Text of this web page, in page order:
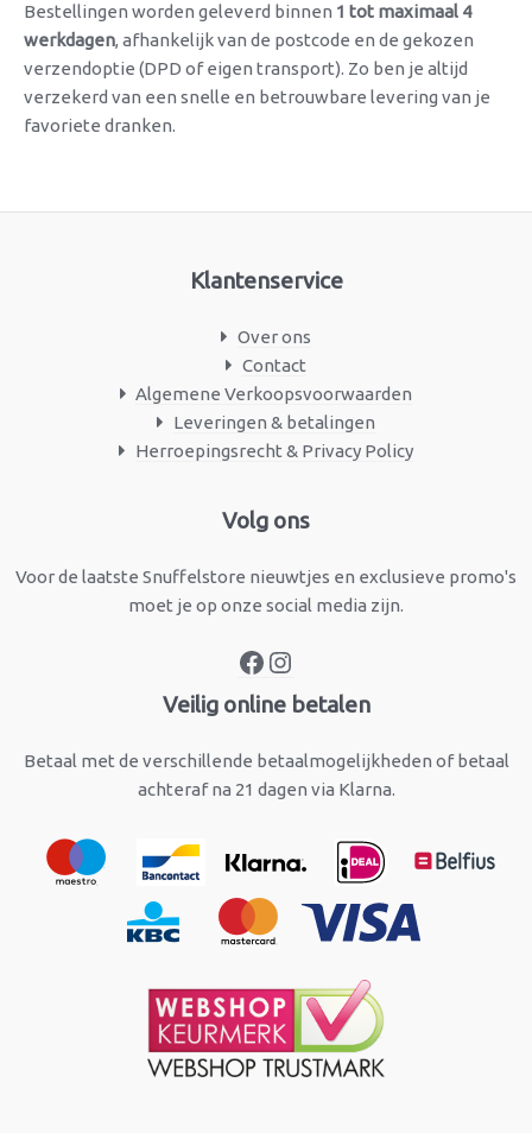
Bestellingen worden geleverd binnen 1 tot maximaal 4
werkdagen, afhankelijk van de postcode en de gekozen
verzendoptie (DPD of eigen transport). Zo ben je altijd
verzekerd van een snelle en betrouwbare levering van je
favoriete dranken.
Klantenservice
Over ons
Contact
Algemene Verkoopsvoorwaarden
Leveringen & betalingen
Herroepingsrecht & Privacy Policy
Volg ons
Voor de laatste Snuffelstore nieuwtjes en exclusieve promo's
moet je op onze social media zijn.
Facebook
Veilig online betalen
Betaal met de verschillende betaalmogelijkheden of betaal
achteraf na 21 dagen via Klarna.